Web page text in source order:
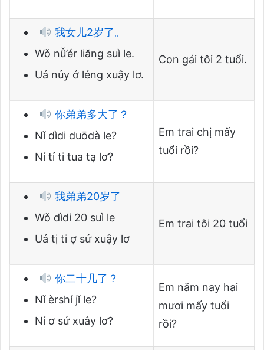
我女儿2岁了。
Wǒ nǚ’ér liăng suì le.
Uả nủy ớ lẻng xuậy lơ.
Con gái tôi 2 tuổi.
你弟弟多大了？
Nǐ dìdi duōdà le?
Nỉ tỉ ti tua tạ lơ?
Em trai chị mấy
tuổi rồi?
我弟弟20岁了
Wǒ dìdi 20 suì le
Uả tị ti ợ sứ xuậy lơ
Em trai tôi 20 tuổi
你二十几了？
Nǐ èrshí jǐ le?
Nỉ ơ sứ xuây lơ?
Em năm nay hai
mươi mấy tuổi
rồi?